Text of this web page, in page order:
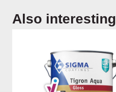
Skip product gallery
Also interesting